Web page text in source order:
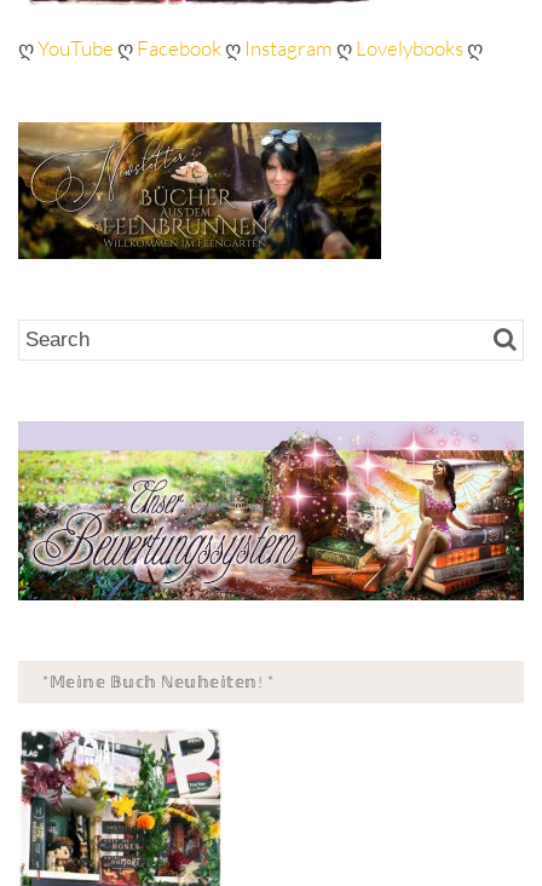
ღYouTubeღFacebookღ InstagramღLovelybooksღ
*𝕄𝕖𝕚𝕟𝕖 𝔹𝕦𝕔𝕙 ℕ𝕖𝕦𝕙𝕖𝕚𝕥𝕖𝕟! *